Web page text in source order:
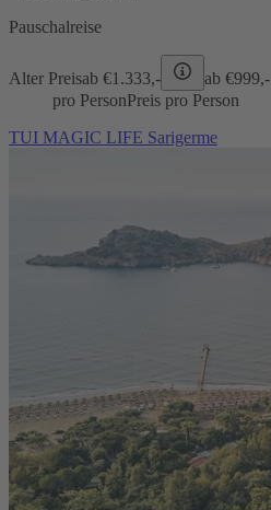
Pauschalreise
Alter Preisab €1.333,- ab €999,-
pro PersonPreis pro Person
TUI MAGIC LIFE Sarigerme